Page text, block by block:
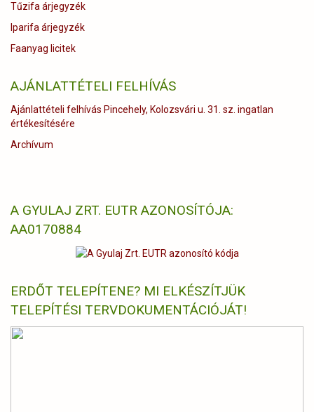
Tűzifa árjegyzék
Iparifa árjegyzék
Faanyag licitek
AJÁNLATTÉTELI FELHÍVÁS
Ajánlattételi felhívás Pincehely, Kolozsvári u. 31. sz. ingatlan
értékesítésére
Archívum
A GYULAJ ZRT. EUTR AZONOSÍTÓJA:
AA0170884
ERDŐT TELEPÍTENE? MI ELKÉSZÍTJÜK
TELEPÍTÉSI TERVDOKUMENTÁCIÓJÁT!